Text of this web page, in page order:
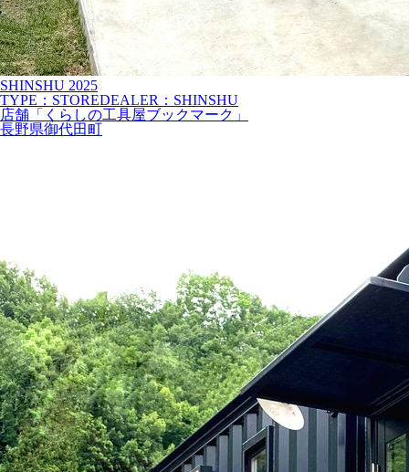
SHINSHU 2025
TYPE：STOREDEALER：SHINSHU
店舗「くらしの工具屋ブックマーク」
長野県御代田町